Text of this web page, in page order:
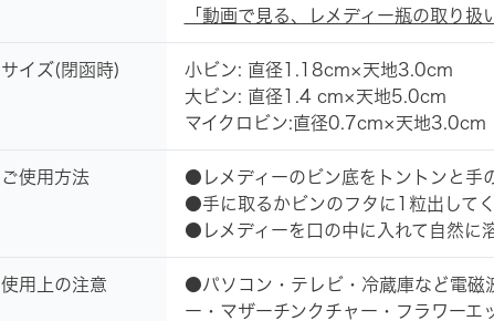
「動画で見る、レメディー瓶の取り扱
サイズ(閉函時)
小ビン: 直径1.18cm×天地3.0cm
大ビン: 直径1.4 cm×天地5.0cm
マイクロビン:直径0.7cm×天地3.0cm
ご使用方法
●レメディーのビン底をトントンと手
●手に取るかビンのフタに1粒出してく
●レメディーを口の中に入れて自然に
使用上の注意
●パソコン・テレビ・冷蔵庫など電磁
ー・マザーチンクチャー・フラワーエ